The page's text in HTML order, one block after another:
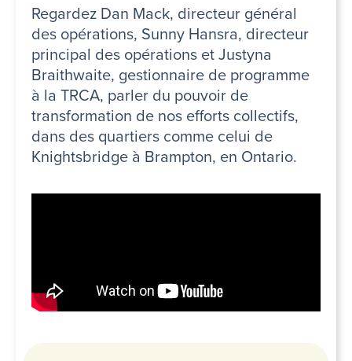
Regardez Dan Mack, directeur général
des opérations, Sunny Hansra, directeur
principal des opérations et Justyna
Braithwaite, gestionnaire de programme
à la TRCA, parler du pouvoir de
transformation de nos efforts collectifs,
dans des quartiers comme celui de
Knightsbridge à Brampton, en Ontario.